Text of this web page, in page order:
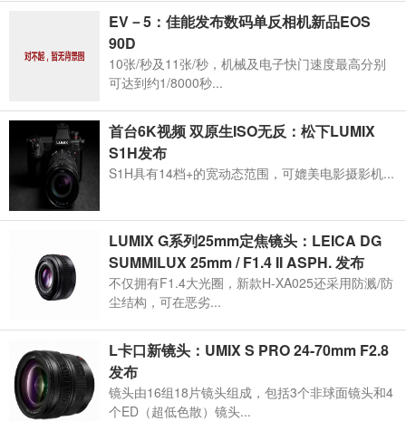
EV－5：佳能发布数码单反相机新品EOS
90D
10张/秒及11张/秒，机械及电子快门速度最高分别
可达到约1/8000秒...
首台6K视频 双原生ISO无反：松下LUMIX
S1H发布
S1H具有14档+的宽动态范围，可媲美电影摄影机...
LUMIX G系列25mm定焦镜头：LEICA DG
SUMMILUX 25mm / F1.4 II ASPH. 发布
不仅拥有F1.4大光圈，新款H-XA025还采用防溅/防
尘结构，可在恶劣...
L卡口新镜头：UMIX S PRO 24-70mm F2.8
发布
镜头由16组18片镜头组成，包括3个非球面镜头和4
个ED（超低色散）镜头...